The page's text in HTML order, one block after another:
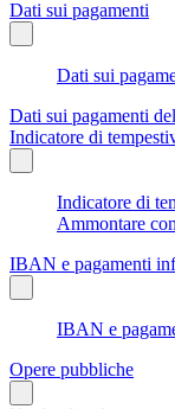
Dati sui pagamenti
Dati sui
Dati sui pagamenti
Indicatore di
Indicatore di
Ammontare
IBAN e pagamenti
IBAN e
Opere pubbliche